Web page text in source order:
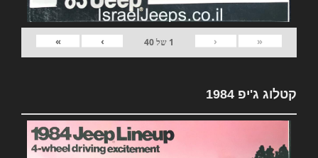
«
‹
1 של40
›
»
קטלוג ג'יפ 1984